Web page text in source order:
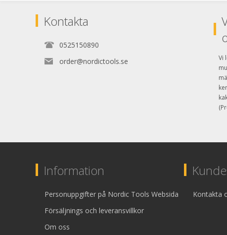
Kontakta
0525150890
order@nordictools.se
Vi
Information
Personuppgifter på Nordic Tools Websida
Försäljnings och leveransvillkor
Om oss
Kontakta